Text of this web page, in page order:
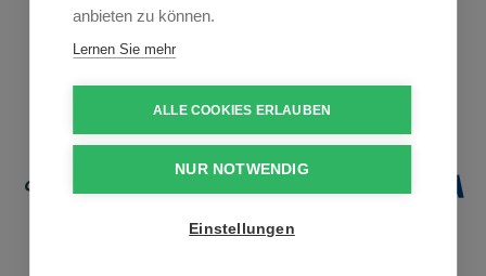
anbieten zu können.
Lernen Sie mehr
ALLE COOKIES ERLAUBEN
NUR NOTWENDIG
Einstellungen
Profikuchar.sk